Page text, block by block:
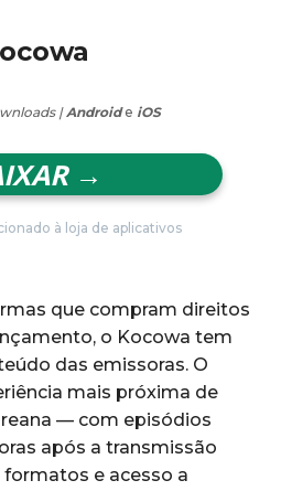
|Androide iOS
→
à loja de aplicativos
que compram direitos
o Kocowa tem
das emissoras. O
mais próxima de
— com episódios
após a transmissão
e acesso a